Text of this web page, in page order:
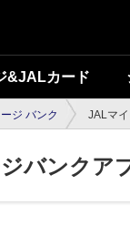
&JALカード
ジ バンク JALマ
バンクア